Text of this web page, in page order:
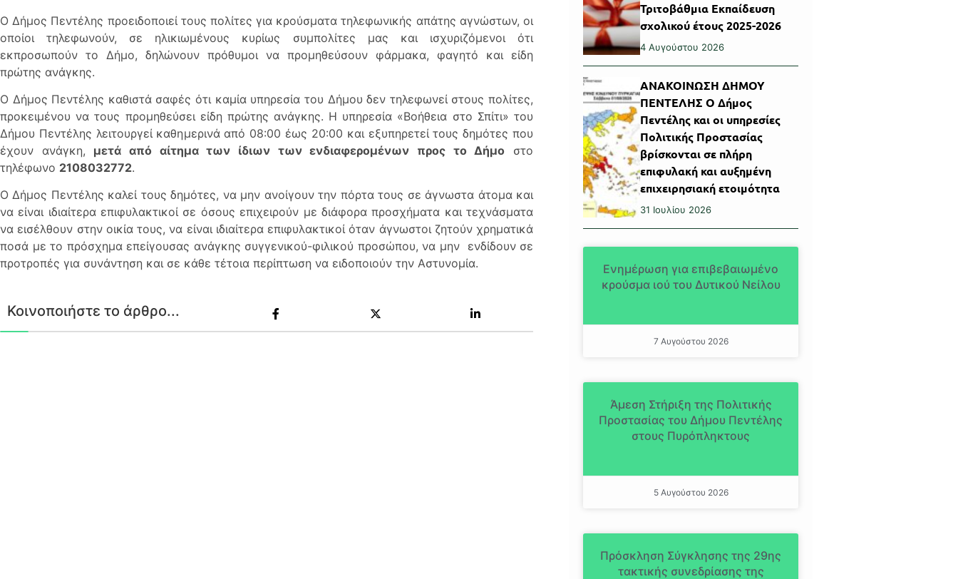
Ο Δήμος Πεντέλης προειδοποιεί τους πολίτες για κρούσματα τηλεφωνικής απάτης αγνώστων, οι
οποίοι τηλεφωνούν, σε ηλικιωμένους κυρίως συμπολίτες μας και ισχυριζόμενοι ότι
εκπροσωπούν το Δήμο, δηλώνουν πρόθυμοι να προμηθεύσουν φάρμακα, φαγητό και είδη
πρώτης ανάγκης.
Ο Δήμος Πεντέλης καθιστά σαφές ότι καμία υπηρεσία του Δήμου δεν τηλεφωνεί στους πολίτες,
προκειμένου να τους προμηθεύσει είδη πρώτης ανάγκης. Η υπηρεσία «Βοήθεια στο Σπίτι» του
Δήμου Πεντέλης λειτουργεί καθημερινά από 08:00 έως 20:00 και εξυπηρετεί τους δημότες που
έχουν ανάγκη, μετά από αίτημα των ίδιων των ενδιαφερομένων προς το Δήμο στο
τηλέφωνο 2108032772.
Ο Δήμος Πεντέλης καλεί τους δημότες, να μην ανοίγουν την πόρτα τους σε άγνωστα άτομα και
να είναι ιδιαίτερα επιφυλακτικοί σε όσους επιχειρούν με διάφορα προσχήματα και τεχνάσματα
να εισέλθουν στην οικία τους, να είναι ιδιαίτερα επιφυλακτικοί όταν άγνωστοι ζητούν χρηματικά
ποσά με το πρόσχημα επείγουσας ανάγκης συγγενικού-φιλικού προσώπου, να μην ενδίδουν σε
προτροπές για συνάντηση και σε κάθε τέτοια περίπτωση να ειδοποιούν την Αστυνομία.
Κοινοποιήστε το άρθρο...
Τριτοβάθμια Εκπαίδευση
σχολικού έτους 2025-2026
4 Αυγούστου 2026
ΑΝΑΚΟΙΝΩΣΗ ΔΗΜΟΥ
ΠΕΝΤΕΛΗΣ Ο Δήμος
Πεντέλης και οι υπηρεσίες
Πολιτικής Προστασίας
βρίσκονται σε πλήρη
επιφυλακή και αυξημένη
επιχειρησιακή ετοιμότητα
31 Ιουλίου 2026
Ενημέρωση για επιβεβαιωμένο
κρούσμα ιού του Δυτικού Νείλου
7 Αυγούστου 2026
Άμεση Στήριξη της Πολιτικής
Προστασίας του Δήμου Πεντέλης
στους Πυρόπληκτους
5 Αυγούστου 2026
Πρόσκληση Σύγκλησης της 29ης
τακτικής συνεδρίασης της